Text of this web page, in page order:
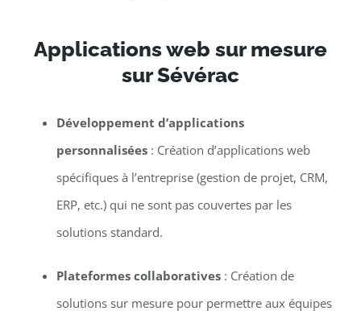
Applications web sur mesure
sur Sévérac
Développement d’applications
personnalisées: Création d’applications web
spécifiques à l’entreprise (gestion de projet, CRM,
ERP, etc.) qui ne sont pas couvertes par les
solutions standard.
Plateformes collaboratives: Création de
solutions sur mesure pour permettre aux équipes